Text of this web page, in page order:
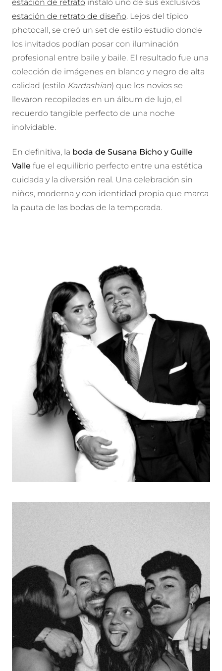
estación de retrato instaló uno de sus exclusivos
estación de retrato de diseño. Lejos del típico
photocall, se creó un set de estilo estudio donde
los invitados podían posar con iluminación
profesional entre baile y baile. El resultado fue una
colección de imágenes en blanco y negro de alta
calidad (estilo Kardashian) que los novios se
llevaron recopiladas en un álbum de lujo, el
recuerdo tangible perfecto de una noche
inolvidable.
En definitiva, la boda de Susana Bicho y Guille
Valle fue el equilibrio perfecto entre una estética
cuidada y la diversión real. Una celebración sin
niños, moderna y con identidad propia que marca
la pauta de las bodas de la temporada.